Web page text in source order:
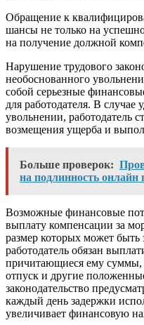
Обращение к
шансы не только на
на получение должной
Нарушение трудового
необоснованного
собой серьезные
для работодателя. В случае
увольнении, работодатель
возмещения ущерба и
Больше проверок:
на подлинность онлайн
Возможные финансовые
выплату компенсации за
размер которых может
работодатель обязан
причитающиеся ему суммы,
отпуск и другие
законодательство
каждый день задержки
увеличивает финансовую